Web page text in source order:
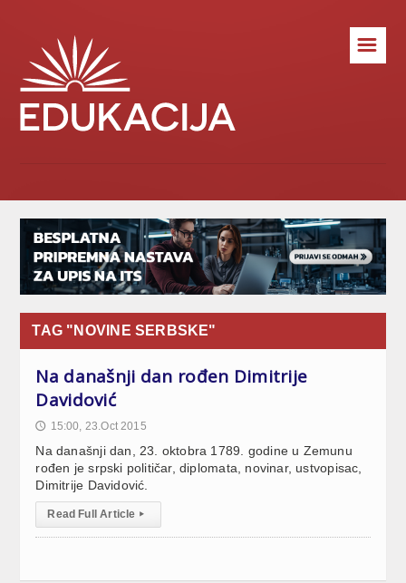
☰
TAG "NOVINE SERBSKE"
Na današnji dan rođen Dimitrije
Davidović
🕔 15:00, 23.Oct 2015
Na današnji dan, 23. oktobra 1789. godine u Zemunu
rođen je srpski političar, diplomata, novinar, ustvopisac,
Dimitrije Davidović.
Read Full Article ▸